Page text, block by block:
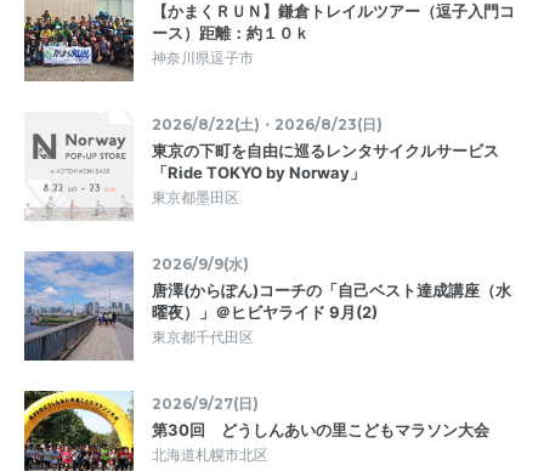
【かまくＲＵＮ】鎌倉トレイルツアー（逗子入門コ
ース）距離：約１０ｋ
神奈川県逗子市
2026/8/22(土)・2026/8/23(日)
東京の下町を自由に巡るレンタサイクルサービス
「Ride TOKYO by Norway」
東京都墨田区
2026/9/9(水)
唐澤(からぽん)コーチの「自己ベスト達成講座（水
曜夜）」＠ヒビヤライド 9月(2)
東京都千代田区
2026/9/27(日)
第30回 どうしんあいの里こどもマラソン大会
北海道札幌市北区